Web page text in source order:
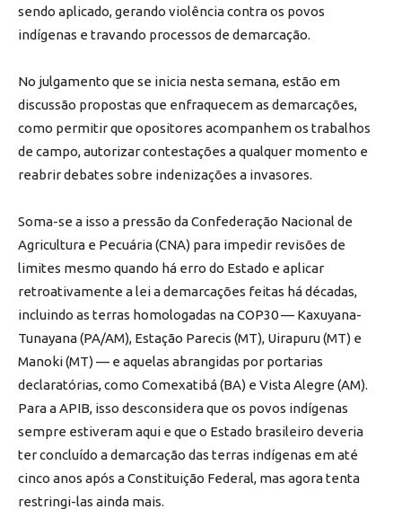
sendo aplicado, gerando violência contra os povos
indígenas e travando processos de demarcação.
No julgamento que se inicia nesta semana, estão em
discussão propostas que enfraquecem as demarcações,
como permitir que opositores acompanhem os trabalhos
de campo, autorizar contestações a qualquer momento e
reabrir debates sobre indenizações a invasores.
Soma-se a isso a pressão da Confederação Nacional de
Agricultura e Pecuária (CNA) para impedir revisões de
limites mesmo quando há erro do Estado e aplicar
retroativamente a lei a demarcações feitas há décadas,
incluindo as terras homologadas na COP30 — Kaxuyana-
Tunayana (PA/AM), Estação Parecis (MT), Uirapuru (MT) e
Manoki (MT) — e aquelas abrangidas por portarias
declaratórias, como Comexatibá (BA) e Vista Alegre (AM).
Para a APIB, isso desconsidera que os povos indígenas
sempre estiveram aqui e que o Estado brasileiro deveria
ter concluído a demarcação das terras indígenas em até
cinco anos após a Constituição Federal, mas agora tenta
restringi-las ainda mais.